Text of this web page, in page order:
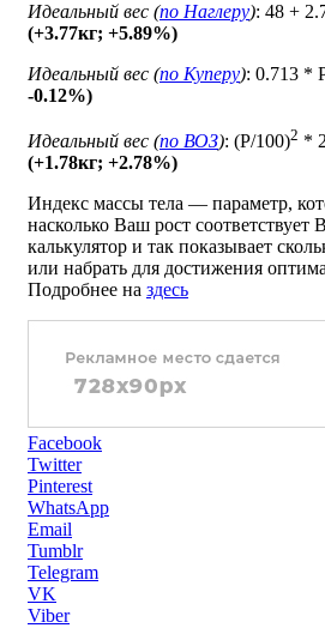
Идеальный вес (по Наглеру): 48 +
(+3.77кг; +5.89%)
Идеальный вес (по Куперу): 0.713 *
-0.12%)
Идеальный вес (по ВОЗ): (P/100)2 *
(+1.78кг; +2.78%)
Индекс массы тела — параметр,
насколько Ваш рост
калькулятор и так показывает
или набрать для достижения
Подробнее на здесь
Facebook
Twitter
Pinterest
WhatsApp
Email
Tumblr
Telegram
VK
Viber